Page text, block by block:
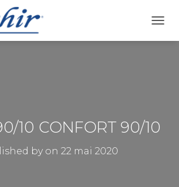
10 CONFORT 90/10
by on 22 mai 2020